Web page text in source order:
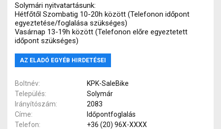
Solymári nyitvatartásunk:
Hétfőtől Szombatig 10-20h között (Telefonon időpont
egyeztetése/foglalása szükséges)
Vasárnap 13-19h között (Telefonon előre egyeztetett
időpont szükséges)
AZ ELADÓ EGYÉB HIRDETÉSEI
Boltnév
KPK-SaleBike
Település
Solymár
Irányítószám
2083
Címe
Időpontfoglalás
Telefon
+36 (20) 96X-XXXX